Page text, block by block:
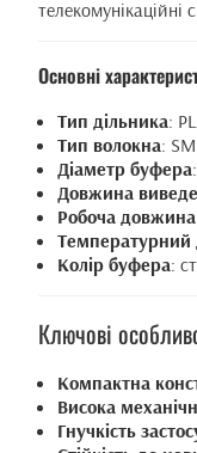
Основні
Тип дільника:
Тип волокна:
Діаметр буфера
Довжина
Робоча довжина
Температурний
Колір буфера:
Ключові
Компактна
Висока
Гнучкість